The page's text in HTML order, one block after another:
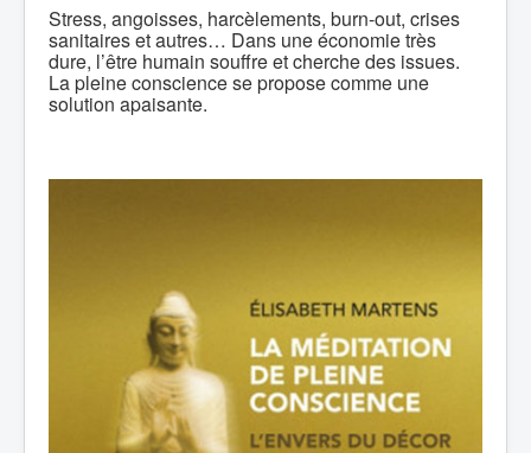
Stress, angoisses, harcèlements, burn-out, crises
sanitaires et autres… Dans une économie très
dure, l’être humain souffre et cherche des issues.
La pleine conscience se propose comme une
solution apaisante.